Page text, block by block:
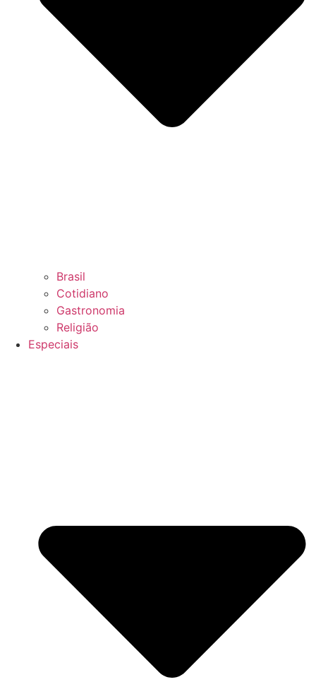
Brasil
Cotidiano
Gastronomia
Religião
Especiais